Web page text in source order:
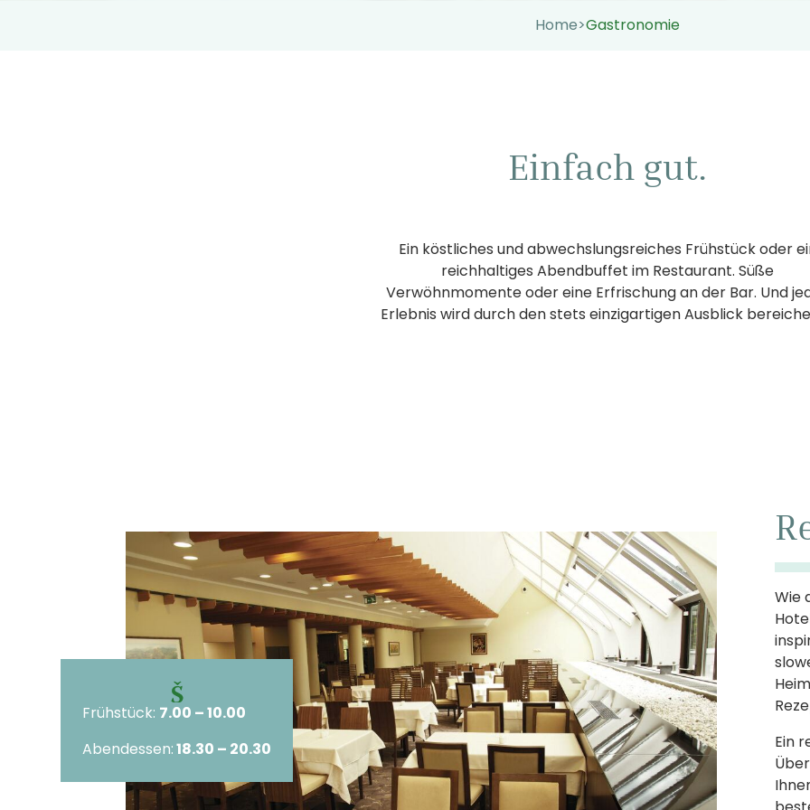
Home>Gastronomie
Einfach gut.
Ein köstliches und abwechslungsreiches Frühstück oder
reichhaltiges Abendbuffet im Restaurant. Süße
Verwöhnmomente oder eine Erfrischung an der Bar. Und
Erlebnis wird durch den stets einzigartigen Ausblick
Frühstück: 7.00 – 10.00
Abendessen:18.30 – 20.30
Wie
Ein